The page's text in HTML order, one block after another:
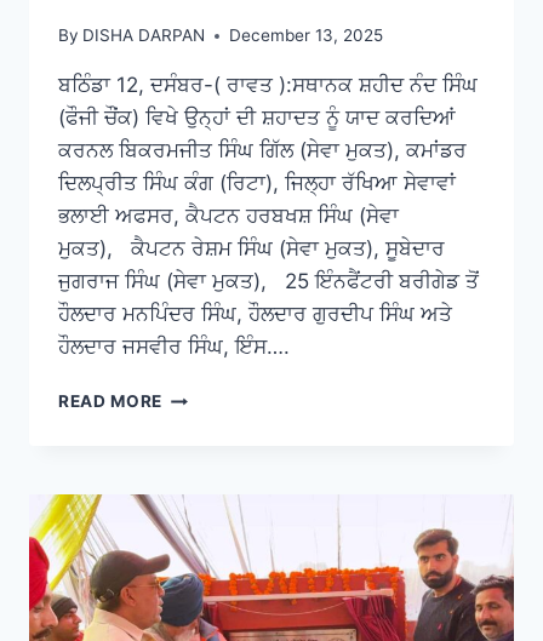
By DISHA DARPAN December 13, 2025
ਬਠਿੰਡਾ 12, ਦਸੰਬਰ-( ਰਾਵਤ ):ਸਥਾਨਕ ਸ਼ਹੀਦ ਨੰਦ ਸਿੰਘ
(ਫੌਜੀ ਚੌਂਕ) ਵਿਖੇ ਉਨ੍ਹਾਂ ਦੀ ਸ਼ਹਾਦਤ ਨੂੰ ਯਾਦ ਕਰਦਿਆਂ
ਕਰਨਲ ਬਿਕਰਮਜੀਤ ਸਿੰਘ ਗਿੱਲ (ਸੇਵਾ ਮੁਕਤ), ਕਮਾਂਡਰ
ਦਿਲਪ੍ਰੀਤ ਸਿੰਘ ਕੰਗ (ਰਿਟਾ), ਜਿਲ੍ਹਾ ਰੱਖਿਆ ਸੇਵਾਵਾਂ
ਭਲਾਈ ਅਫਸਰ, ਕੈਪਟਨ ਹਰਬਖਸ਼ ਸਿੰਘ (ਸੇਵਾ
ਮੁਕਤ), ਕੈਪਟਨ ਰੇਸ਼ਮ ਸਿੰਘ (ਸੇਵਾ ਮੁਕਤ), ਸੂਬੇਦਾਰ
ਜੁਗਰਾਜ ਸਿੰਘ (ਸੇਵਾ ਮੁਕਤ), 25 ਇੰਨਫੈਂਟਰੀ ਬਰੀਗੇਡ ਤੋਂ
ਹੌਲਦਾਰ ਮਨਪਿੰਦਰ ਸਿੰਘ, ਹੌਲਦਾਰ ਗੁਰਦੀਪ ਸਿੰਘ ਅਤੇ
ਹੌਲਦਾਰ ਜਸਵੀਰ ਸਿੰਘ, ਇੰਸ….
READ MORE